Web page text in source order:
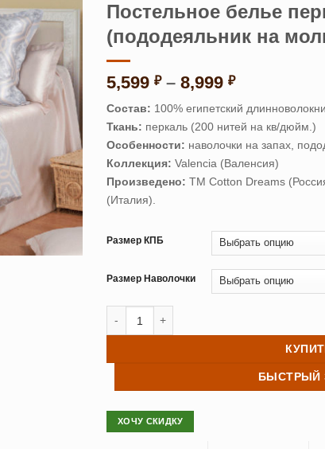
Постельное белье
(пододеяльник на
5,599 ₽ – 8,999 ₽Диапазон
5,599 ₽
–
8,999 ₽
Состав: 100% египетский
Ткань: перкаль (200 нитей на кв/дюйм.)
Особенности: наволочки на запах,
Коллекция: Valenсia (Валенсия)
Произведено: ТМ Cotton Dreams
(Италия).
Размер КПБ
Размер Наволочки
БЫСТРЫЙ
ХОЧУ СКИДКУ